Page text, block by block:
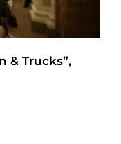
& Trucks”,